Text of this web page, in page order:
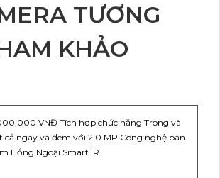
TƯƠNG
KHẢO
VNĐ Tích hợp chức năng Trong và
cả ngày và đêm với 2.0 MP Công nghệ ban
Hồng Ngoại Smart IR